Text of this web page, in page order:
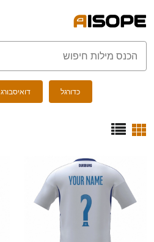
כדורגל דואיסבורג